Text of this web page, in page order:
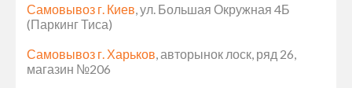
Самовывоз г. Киев, ул. Большая Окружная 4Б
(Паркинг Тиса)
Самовывоз г. Харьков, авторынок лоск, ряд 26,
магазин №206